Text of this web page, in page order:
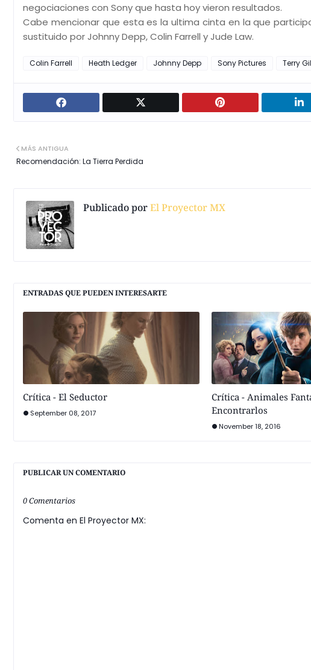
negociaciones con Sony que hasta hoy vieron resultados.
Cabe mencionar que esta es la ultima cinta en la que
sustituido por Johnny Depp, Colin Farrell y Jude Law.
Colin Farrell Heath Ledger Johnny Depp Sony Pictures Terry
MÁS ANTIGUA
Recomendación: La Tierra Perdida
Publicado porEl Proyector MX
ENTRADAS QUE PUEDEN INTERESARTE
Crítica - El Seductor
September 08, 2017
Crítica - Animales
Encontrarlos
November 18, 2016
PUBLICAR UN COMENTARIO
0 Comentarios
Comenta en El Proyector MX: